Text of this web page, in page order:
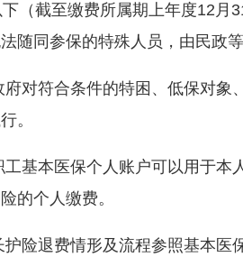
截至缴费所属期上年度12月
随同参保的特殊人员，由民政
符合条件的特困、低保对象
。
本医保个人账户可以用于本
的个人缴费。
退费情形及流程参照基本医